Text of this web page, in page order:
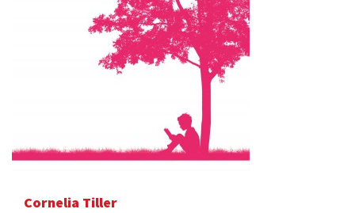
Cornelia Tiller